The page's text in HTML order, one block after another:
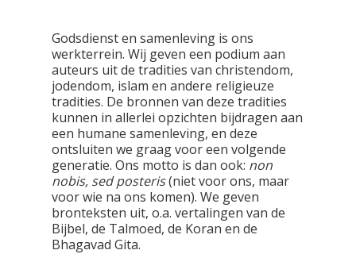
Godsdienst en samenleving is ons
werkterrein. Wij geven een podium aan
auteurs uit de tradities van christendom,
jodendom, islam en andere religieuze
tradities. De bronnen van deze tradities
kunnen in allerlei opzichten bijdragen aan
een humane samenleving, en deze
ontsluiten we graag voor een volgende
generatie. Ons motto is dan ook: non
nobis, sed posteris(niet voor ons, maar
voor wie na ons komen). We geven
bronteksten uit, o.a. vertalingen van de
Bijbel, de Talmoed, de Koran en de
Bhagavad Gita.